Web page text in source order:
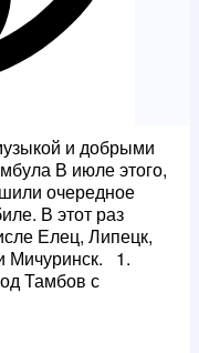
и добрыми
В июле этого,
очередное
В этот раз
Елец, Липецк,
Мичуринск. 1.
Тамбов с